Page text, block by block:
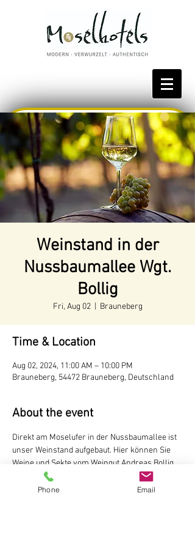
Bestpreis reservieren
Weinstand in der
Nussbaumallee Wgt.
Bollig
Fri, Aug 02
  |
Brauneberg
Time & Location
Aug 02, 2024, 11:00 AM – 10:00 PM
Brauneberg, 54472 Brauneberg, Deutschland
About the event
Direkt am Moselufer in der Nussbaumallee ist
unser Weinstand aufgebaut. Hier können Sie
Weine und Sekte vom Weingut Andreas Bollig,
Brauneberg probieren
Der Weinstand ist während der
Phone Email